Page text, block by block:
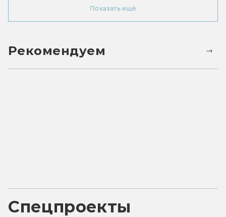
Показать ещё
Рекомендуем
Спецпроекты